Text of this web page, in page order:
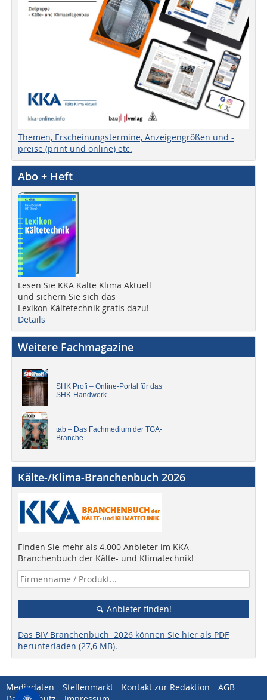
Themen, Erscheinungstermine, Anzeigengrößen und -
preise (print und online) etc.
Abo + Heft
Lesen Sie KKA Kälte Klima Aktuell
und sichern Sie sich das
Lexikon Kältetechnik gratis dazu!
Details
Weitere Fachmagazine
SHK Profi – Online-Portal für das
SHK-Handwerk
tab – Das Fachmedium der TGA-
Branche
Kälte-/Klima-Branchenbuch 2026
Finden Sie mehr als 4.000 Anbieter im KKA-
Branchenbuch der Kälte- und Klimatechnik!
Anbieter finden!
Das BIV Branchenbuch 2026 können Sie hier als PDF
herunterladen (27,6 MB).
Mediadaten Stellenmarkt Kontakt zur Redaktion
AGB